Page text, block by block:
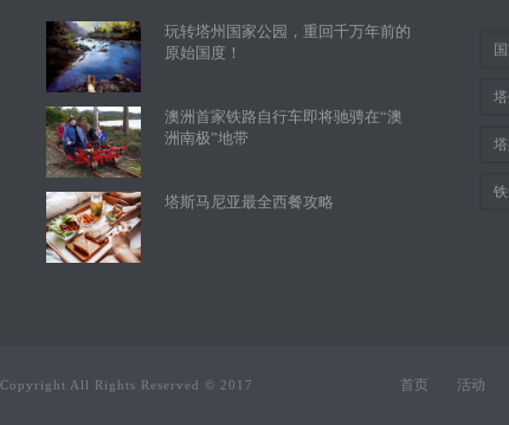
玩转塔州国家公园，重回千万年前的
原始国度！
澳洲首家铁路自行车即将驰骋在“澳
洲南极”地带
塔斯马尼亚最全西餐攻略
Copyright All Rights Reserved © 2017 首页 活动